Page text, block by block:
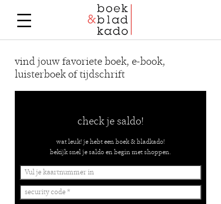
vind jouw favoriete boek, e-book,
luisterboek of tijdschrift
check je saldo!
wat leuk! je hebt een boek & bladkado!
bekijk snel je saldo en begin met shoppen.